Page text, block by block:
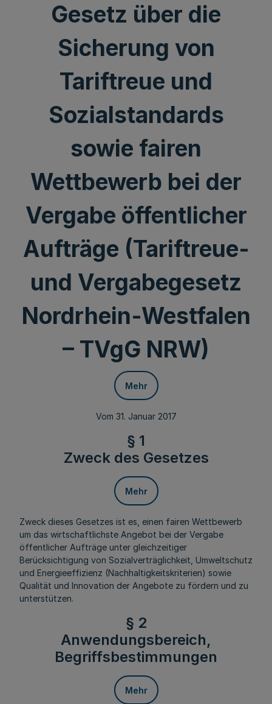
Gesetz über die
Sicherung von
Tariftreue und
Sozialstandards
sowie fairen
Wettbewerb bei der
Vergabe öffentlicher
Aufträge (Tariftreue-
und Vergabegesetz
Nordrhein-Westfalen
– TVgG NRW)
Mehr
Vom 31. Januar 2017
§ 1
Zweck des Gesetzes
Mehr
Zweck dieses Gesetzes ist es, einen fairen Wettbewerb
um das wirtschaftlichste Angebot bei der Vergabe
öffentlicher Aufträge unter gleichzeitiger
Berücksichtigung von Sozialverträglichkeit, Umweltschutz
und Energieeffizienz (Nachhaltigkeitskriterien) sowie
Qualität und Innovation der Angebote zu fördern und zu
unterstützen.
§ 2
Anwendungsbereich,
Begriffsbestimmungen
Mehr